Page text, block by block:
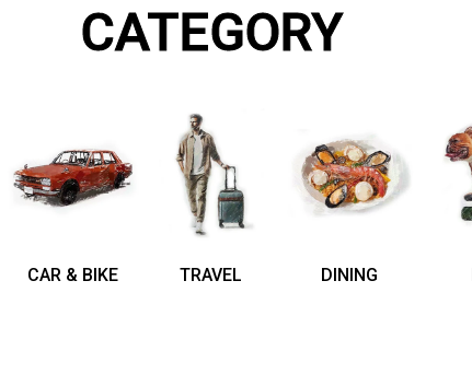
CATEGORY
CAR & BIKE TRAVEL DINING